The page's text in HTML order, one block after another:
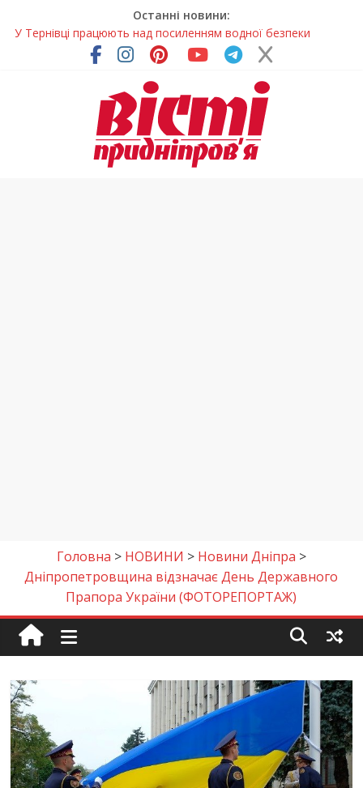
Останні новини:
У Тернівці працюють над посиленням водної безпеки
На Дніпропетровщині різко зросла кількість пожеж в
У Самарі провели незвичайний майстер-клас
Світлові рішення майстрів із Дніпра визнали найкращими в
Засинання після півночі може негативно впливати на
Головна > НОВИНИ > Новини Дніпра >
Дніпропетровщина відзначає День Державного
Прапора України (ФОТОРЕПОРТАЖ)